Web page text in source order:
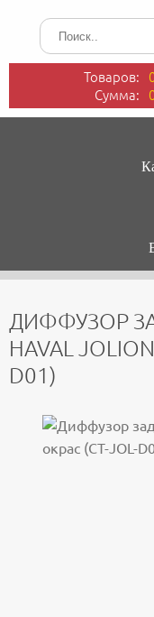
Товаров:
Сумма:
ДИФФУЗОР
HAVAL
D01)